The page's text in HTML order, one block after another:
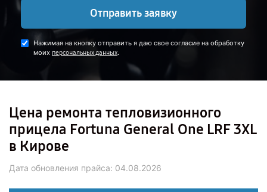
Отправить заявку
Нажимая на кнопку отправить я даю свое согласие на обработку
моих персональных данных.
Цена ремонта тепловизионного
прицела Fortuna General One LRF 3XL
в Кирове
Дата обновления прайса: 04.08.2026